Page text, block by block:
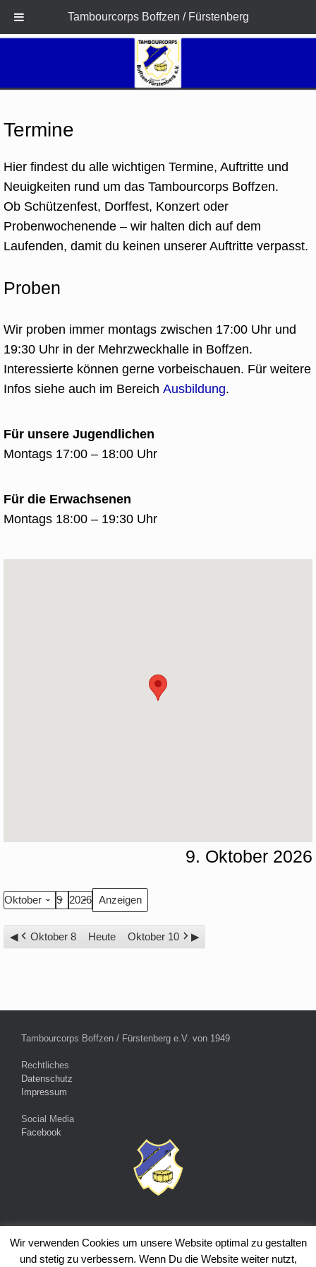
Tambourcorps Boffzen / Fürstenberg
Zum
Termine
Hier findest du alle wichtigen Termine, Auftritte und
Neuigkeiten rund um das Tambourcorps Boffzen.
Ob Schützenfest, Dorffest, Konzert oder
Probenwochenende – wir halten dich auf dem
Laufenden, damit du keinen unserer Auftritte verpasst.
Proben
Wir proben immer montags zwischen 17:00 Uhr und
19:30 Uhr in der Mehrzweckhalle in Boffzen.
Interessierte können gerne vorbeischauen. Für weitere
Infos siehe auch im Bereich Ausbildung.
Für unsere Jugendlichen
Montags 17:00 – 18:00 Uhr
Für die Erwachsenen
Montags 18:00 – 19:30 Uhr
9. Oktober 2026
Monat
Tag
Jahr
Oktober 8 Heute Oktober 10
Tambourcorps Boffzen / Fürstenberg e.V. von 1949
Rechtliches
Datenschutz
Impressum
Social Media
Facebook
© 2026 Tambourcorps Boffzen / Fürstenberg e.V. von 1949 - Alle
Rechte vorbehalten
Wir verwenden Cookies um unsere Website optimal zu gestalten
und stetig zu verbessern. Wenn Du die Website weiter nutzt,